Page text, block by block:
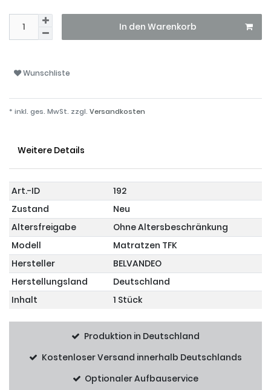
In den Warenkorb
Wunschliste
* inkl. ges. MwSt. zzgl. Versandkosten
Weitere Details
Art.-ID
192
Zustand
Neu
Altersfreigabe
Ohne Altersbeschränkung
Modell
Matratzen TFK
Hersteller
BELVANDEO
Herstellungsland
Deutschland
Inhalt
1 Stück
Produktion in Deutschland
Kostenloser Versand innerhalb Deutschlands
Optionaler Aufbauservice